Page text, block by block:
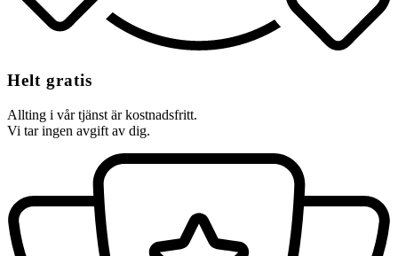
Helt gratis
Allting i vår tjänst är kostnadsfritt.
Vi tar ingen avgift av dig.